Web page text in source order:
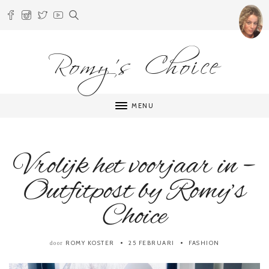
Romy's Choice
MENU
Vrolijk het voorjaar in –
Outfitpost by Romy’s
Choice
door ROMY KOSTER 25 FEBRUARI FASHION